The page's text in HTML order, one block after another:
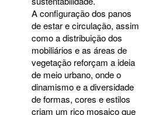
A configuração dos panos
de estar e circulação, assim
como a distribuição dos
mobiliários e as áreas de
vegetação reforçam a ideia
de meio urbano, onde o
dinamismo e a diversidade
de formas, cores e estilos
criam um rico mosaico que